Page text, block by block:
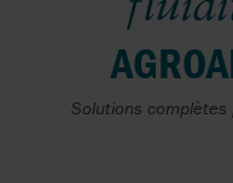
Solutions